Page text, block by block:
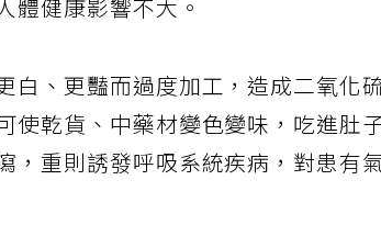
體健康影響不大。
白、更豔而過度加工，造成二氧化
使乾貨、中藥材變色變味，吃進肚
，重則誘發呼吸系統疾病，對患有